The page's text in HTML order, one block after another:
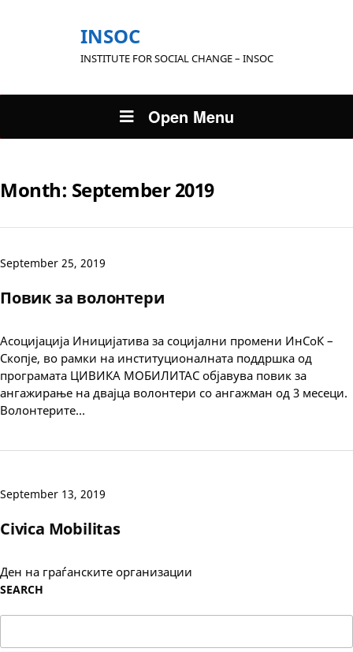
INSOC
INSTITUTE FOR SOCIAL CHANGE – INSOC
Open Menu
SEARCH
for:
Month: September 2019
September 25, 2019
Повик за волонтери
Асоцијација Иницијатива за социјални промени ИнСоК –
Скопје, во рамки на институционалната поддршка од
програмата ЦИВИКА МОБИЛИТАС објавува повик за
ангажирање на двајца волонтери со ангажман од 3 месеци.
Волонтерите…
September 13, 2019
Civica Mobilitas ‎
Ден на граѓанските организации